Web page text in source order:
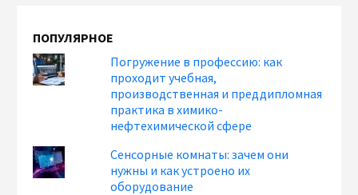
ПОПУЛЯРНОЕ
Погружение в профессию: как
проходит учебная,
производственная и преддипломная
практика в химико-
нефтехимической сфере
Сенсорные комнаты: зачем они
нужны и как устроено их
оборудование